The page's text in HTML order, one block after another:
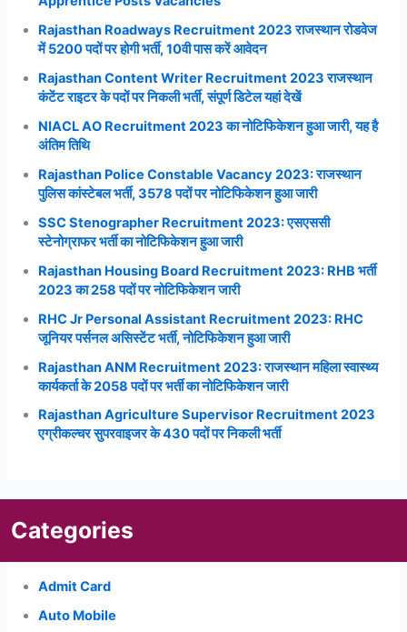
Rajasthan Roadways Recruitment 2023 राजस्थान रोडवेज
में 5200 पदों पर होगी भर्ती, 10वी पास करें आवेदन
Rajasthan Content Writer Recruitment 2023 राजस्थान
कंटेंट राइटर के पदों पर निकली भर्ती, संपूर्ण डिटेल यहां देखें
NIACL AO Recruitment 2023 का नोटिफिकेशन हुआ जारी, यह है
अंतिम तिथि
Rajasthan Police Constable Vacancy 2023: राजस्थान
पुलिस कांस्टेबल भर्ती, 3578 पदों पर नोटिफिकेशन हुआ जारी
SSC Stenographer Recruitment 2023: एसएससी
स्टेनोग्राफर भर्ती का नोटिफिकेशन हुआ जारी
Rajasthan Housing Board Recruitment 2023: RHB भर्ती
2023 का 258 पदों पर नोटिफिकेशन जारी
RHC Jr Personal Assistant Recruitment 2023: RHC
जूनियर पर्सनल असिस्टेंट भर्ती, नोटिफिकेशन हुआ जारी
Rajasthan ANM Recruitment 2023: राजस्थान महिला स्वास्थ्य
कार्यकर्ता के 2058 पदों पर भर्ती का नोटिफिकेशन जारी
Rajasthan Agriculture Supervisor Recruitment 2023
एग्रीकल्चर सुपरवाइजर के 430 पदों पर निकली भर्ती
Categories
Admit Card
Auto Mobile